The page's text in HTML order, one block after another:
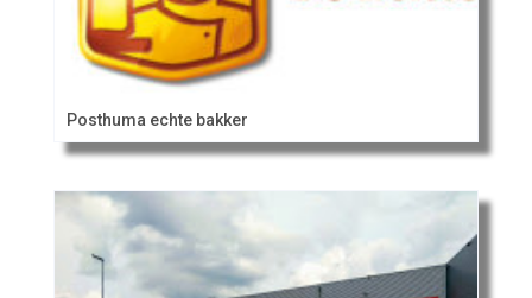
Posthuma echte bakker